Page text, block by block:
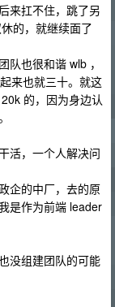
来扛不住，跳了另
的，就继续面了
队也很和谐 wlb ，
来也就三十。就这
的，因为身边认
活，一个人解决问
企的中厂，去的原
是作为前端 leader
没组建团队的可能